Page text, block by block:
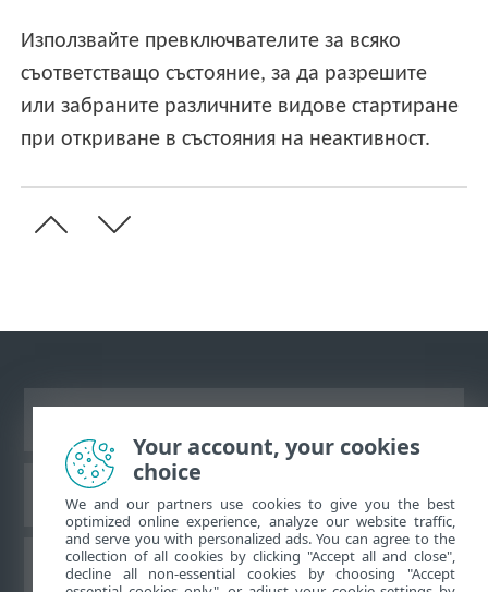
Използвайте превключвателите за всяко
съответстващо състояние, за да разрешите
или забраните различните видове стартиране
при откриване в състояния на неактивност.
База знания на ESET
Форум на ESET
Your account, your cookies
choice
We and our partners use cookies to give you the best
optimized online experience, analyze our website traffic,
and serve you with personalized ads. You can agree to the
collection of all cookies by clicking "Accept all and close",
decline all non-essential cookies by choosing "Accept